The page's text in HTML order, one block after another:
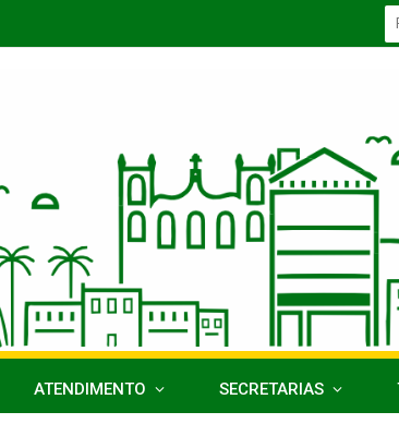
ATENDIMENTO SECRETARIAS